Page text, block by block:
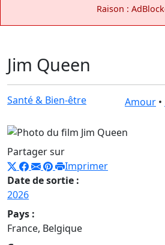
Raison :
Jim Queen
Santé & Bien-être Amour •
Partager sur
Imprimer
Date de sortie :
2026
Pays :
France, Belgique